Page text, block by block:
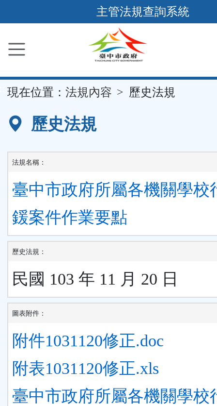
到
要
容
區
主管法規查詢系統
現在位置： 法規內容 歷史法規
歷史法規
法規名稱：
臺中市政府所屬各機關學校
鍰案件作業要點
歷史法規：
民國 103 年 11 月 20 日
圖表附件：
附件1031120修正.doc
附表1031120修正.xls
臺中市政府所屬各機關學校